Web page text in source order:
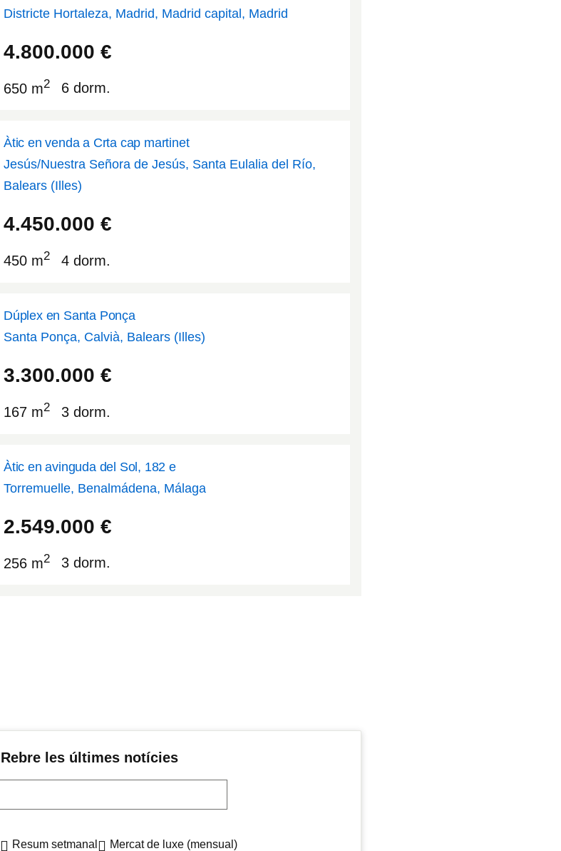
Districte Hortaleza, Madrid, Madrid capital, Madrid
4.800.000 €
650 m2 6 dorm.
Àtic en venda a Crta cap martinet
Jesús/Nuestra Señora de Jesús, Santa Eulalia del Río,
Balears (Illes)
4.450.000 €
450 m2 4 dorm.
Dúplex en Santa Ponça
Santa Ponça, Calvià, Balears (Illes)
3.300.000 €
167 m2 3 dorm.
Àtic en avinguda del Sol, 182 e
Torremuelle, Benalmádena, Málaga
2.549.000 €
256 m2 3 dorm.
Rebre les últimes notícies
Resum setmanal Mercat de luxe (mensual)